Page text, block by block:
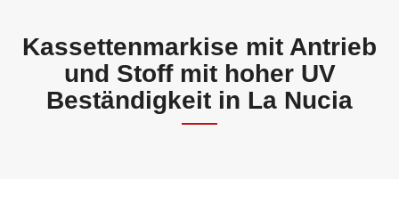
Kassettenmarkise mit Antrieb
und Stoff mit hoher UV
Beständigkeit in La Nucia